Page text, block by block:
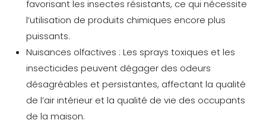
favorisant les insectes résistants, ce qui nécessite
l’utilisation de produits chimiques encore plus
puissants.
Nuisances olfactives : Les sprays toxiques et les
insecticides peuvent dégager des odeurs
désagréables et persistantes, affectant la qualité
de l’air intérieur et la qualité de vie des occupants
de la maison.